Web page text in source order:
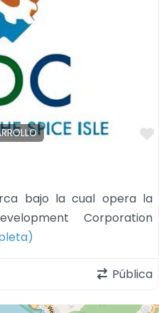
bajo la cual opera la
Corporation
Pública